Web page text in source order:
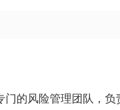
门的风险管理团队，负